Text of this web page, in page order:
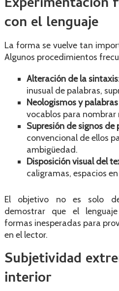
Experimentación
con el lenguaje
La forma se vuelve tan
Algunos procedimientos
Alteración de la sintaxis
inusual de palabras,
Neologismos y
vocablos para nombrar
Supresión de signos de
convencional de ellos
ambigüedad.
Disposición visual del
caligramas, espacios
El objetivo no es solo
demostrar que el
formas inesperadas para
en el lector.
Subjetividad
interior